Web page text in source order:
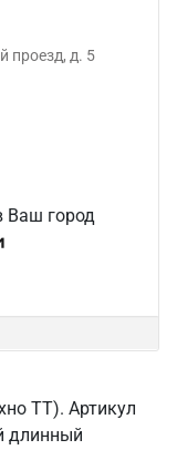
проезд, д. 5
Ваш город
ТТ). Артикул
длинный